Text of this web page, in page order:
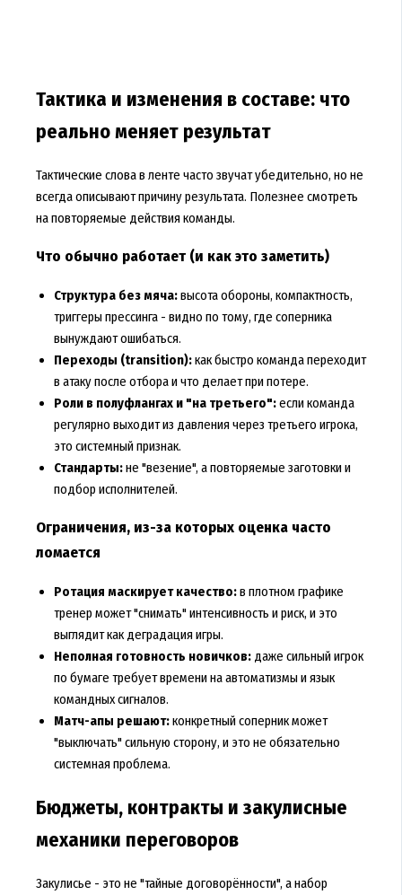
Тактика и изменения в составе: что
реально меняет результат
Тактические слова в ленте часто звучат убедительно, но не
всегда описывают причину результата. Полезнее смотреть
на повторяемые действия команды.
Что обычно работает (и как это заметить)
Структура без мяча:высота обороны, компактность,
триггеры прессинга - видно по тому, где соперника
вынуждают ошибаться.
Переходы (transition):как быстро команда переходит
в атаку после отбора и что делает при потере.
Роли в полуфлангах и "на третьего":если команда
регулярно выходит из давления через третьего игрока,
это системный признак.
Стандарты:не "везение", а повторяемые заготовки и
подбор исполнителей.
Ограничения, из-за которых оценка часто
ломается
Ротация маскирует качество:в плотном графике
тренер может "снимать" интенсивность и риск, и это
выглядит как деградация игры.
Неполная готовность новичков:даже сильный игрок
по бумаге требует времени на автоматизмы и язык
командных сигналов.
Матч-апы решают:конкретный соперник может
"выключать" сильную сторону, и это не обязательно
системная проблема.
Бюджеты, контракты и закулисные
механики переговоров
Закулисье - это не "тайные договорённости", а набор